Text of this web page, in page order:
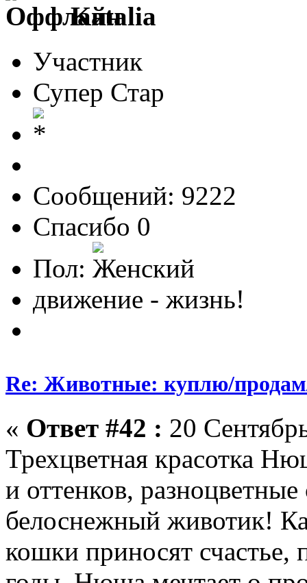
Katalia
Участник
Супер Стар
Сообщений: 9222
Спасибо 0
Пол:
движение - жизнь!
Re: Животные: куплю/
« Ответ #42 : 20
Трехцветная красотка
и оттенков,
белоснежный животик!
кошки приносят счастье,